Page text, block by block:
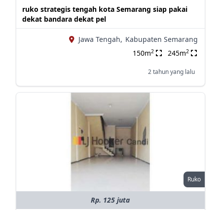
ruko strategis tengah kota Semarang siap pakai
dekat bandara dekat pel
Jawa Tengah, Kabupaten Semarang
150m2 245m2
2 tahun yang lalu
Ruko
Rp. 125 juta